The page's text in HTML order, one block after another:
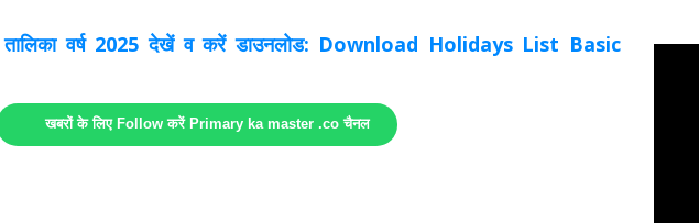
तालिका वर्ष 2025 देखें व करें डाउनलोड: Download Holidays List Basic
खबरों के लिए Follow करें Primary ka master .co चैनल